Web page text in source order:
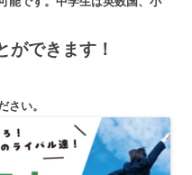
ができます！
さい。